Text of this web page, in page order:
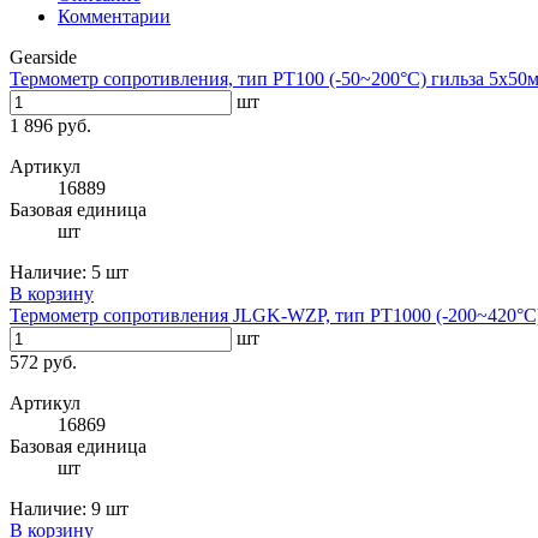
Комментарии
Gearside
Термометр сопротивления, тип PT100 (-50~200°C) гильза
шт
1 896 руб.
Артикул
16889
Базовая единица
шт
Наличие: 5 шт
В корзину
Термометр сопротивления JLGK-WZP, тип PT1000 (-
шт
572 руб.
Артикул
16869
Базовая единица
шт
Наличие: 9 шт
В корзину